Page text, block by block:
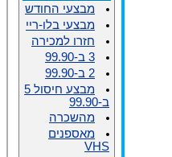
מבצעי החודש
מבצעי בלו-ריי
חזרו למכירה
3 ב-99.90
2 ב-99.90
מבצע חיסול 5
ב-99.90
מהשכרה
מאספנים
VHS